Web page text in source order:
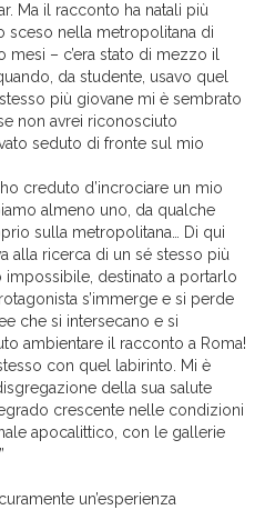
Ma il racconto ha natali più
sceso nella metropolitana di
– c’era stato di mezzo il
da studente, usavo quel
più giovane mi è sembrato
non avrei riconosciuto
seduto di fronte sul mio
creduto d’incrociare un mio
almeno uno, da qualche
sulla metropolitana… Di qui
alla ricerca di un sé stesso più
impossibile, destinato a portarlo
s’immerge e si perde
che si intersecano e si
ambientare il racconto a Roma!
con quel labirinto. Mi è
della sua salute
crescente nelle condizioni
apocalittico, con le gallerie
un’esperienza